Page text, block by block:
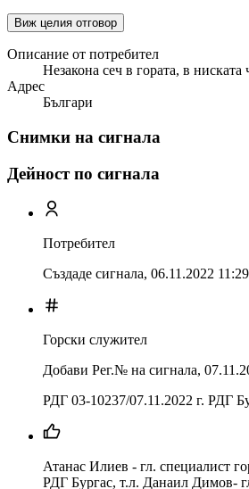
Виж целия отговор
Описание от потребител
Незакона сеч в гората, в ниската
Адрес
Българи
Снимки на сигнала
Дейност по сигнала
Потребител
Създаде сигнала, 06.11.2022 11:29
Горски служител
Добави Рег.№ на сигнала,
РДГ 03-10237/07.11.2022 г. РДГ
Атанас Илиев - гл. специалист
РДГ Бургас, т.л. Данаил Димов-